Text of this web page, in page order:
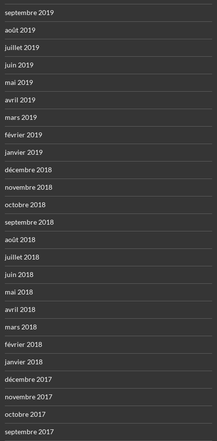
septembre 2019
août 2019
juillet 2019
juin 2019
mai 2019
avril 2019
mars 2019
février 2019
janvier 2019
décembre 2018
novembre 2018
octobre 2018
septembre 2018
août 2018
juillet 2018
juin 2018
mai 2018
avril 2018
mars 2018
février 2018
janvier 2018
décembre 2017
novembre 2017
octobre 2017
septembre 2017